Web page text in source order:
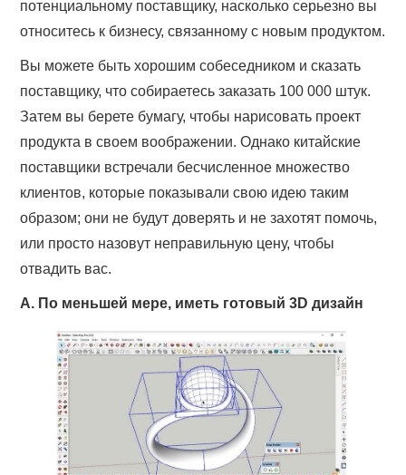
потенциальному поставщику, насколько серьезно вы
относитесь к бизнесу, связанному с новым продуктом.
Вы можете быть хорошим собеседником и сказать
поставщику, что собираетесь заказать 100 000 штук.
Затем вы берете бумагу, чтобы нарисовать проект
продукта в своем воображении. Однако китайские
поставщики встречали бесчисленное множество
клиентов, которые показывали свою идею таким
образом; они не будут доверять и не захотят помочь,
или просто назовут неправильную цену, чтобы
отвадить вас.
A. По меньшей мере, иметь готовый 3D дизайн